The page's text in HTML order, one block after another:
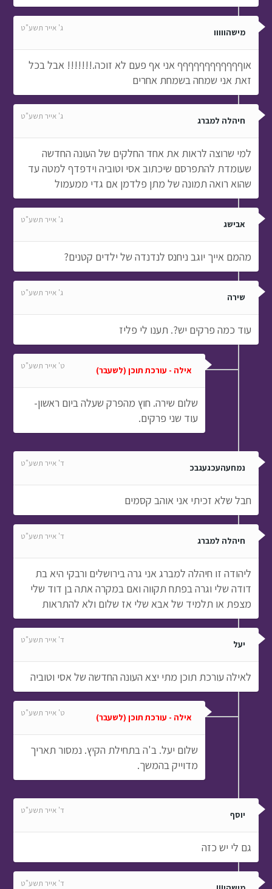
מישהווווו ג' אייר תשע"ט
אוףףףףףףףףףףףף אני אף פעם לא זוכה.!!!!!!! אבל בכל
זאת אני שמחה בשמחת אחרים
חיהלה למברג ג' אייר תשע"ט
למי שרוצה לראות את אחד החלקים של העונה החדשה
שעומדת להתפרסם שיכתוב אסי וטוביה וידפדף למטה עד
שהוא רואה תמונה של מתן פלדמן אם גדי ממעמול
אבישג ג' אייר תשע"ט
מהמם אייך יוגב ניחנס לנדנדה של ילדים קטנים?
שירה ג' אייר תשע"ט
עוד כמה פרקים יש?. תענו לי פליז
אילה - עורכת תוכן (לשעבר) ט' אייר תשע"ט
שלום שירה. חוץ מהפרק שעלה ביום ראשון-
עוד שני פרקים.
נמחעהעכגעגבכ ד' אייר תשע"ט
חבל שלא זכיתי אני אוהב קסמים
חיהלה למברג ד' אייר תשע"ט
ליהודה זו חיהלה למברג אני גרה בירושלים ורבקי היא בת
דודה שלי וגרה בפתח תקווה ואם במקרה אתה בן דוד שלי
מצפת או תלמיד של אבא שלי אז שלום ולא להתראות
יעל ד' אייר תשע"ט
לאילה עורכת תוכן מתי יצא העונה החדשה של אסי וטוביה
אילה - עורכת תוכן (לשעבר) ט' אייר תשע"ט
שלום יעל. ב'ה בתחילת הקיץ. נמסור תאריך
מדוייק בהמשך.
יוסף ד' אייר תשע"ט
גם לי יש כזה
ד' אייר תשע"ט